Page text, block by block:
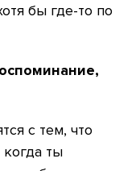
бы где-то по
с тем, что
ты